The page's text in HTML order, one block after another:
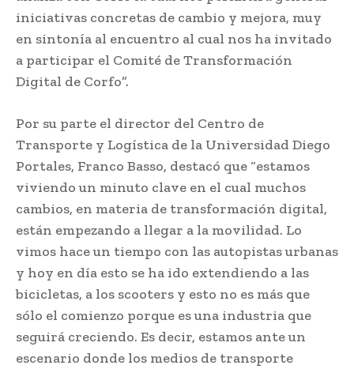
iniciativas concretas de cambio y mejora, muy
en sintonía al encuentro al cual nos ha invitado
a participar el Comité de Transformación
Digital de Corfo”.
Por su parte el director del Centro de
Transporte y Logística de la Universidad Diego
Portales, Franco Basso, destacó que “estamos
viviendo un minuto clave en el cual muchos
cambios, en materia de transformación digital,
están empezando a llegar a la movilidad. Lo
vimos hace un tiempo con las autopistas urbanas
y hoy en día esto se ha ido extendiendo a las
bicicletas, a los scooters y esto no es más que
sólo el comienzo porque es una industria que
seguirá creciendo. Es decir, estamos ante un
escenario donde los medios de transporte